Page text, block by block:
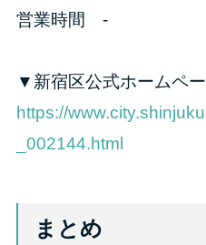
営業時間 -
▼新宿区公式ホームペ
https://
_002144.html
まとめ